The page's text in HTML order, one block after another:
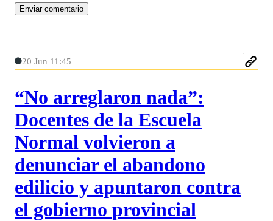
20 Jun 11:45
“No arreglaron nada”:
Docentes de la Escuela
Normal volvieron a
denunciar el abandono
edilicio y apuntaron contra
el gobierno provincial